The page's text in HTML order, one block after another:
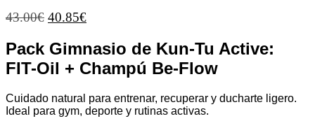
base a
un cliente
43.00€ El
original
era:
43.00€.
40.85€El
actual
es:
40.85€.
Pack Gimnasio de Kun-Tu Active:
FIT-Oil + Champú Be-Flow
Cuidado natural para entrenar, recuperar y ducharte ligero.
Ideal para gym, deporte y rutinas activas.